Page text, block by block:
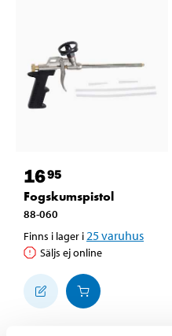
1695
Fogskumspistol
88-060
Finns i lager i 25varuhus
Säljs ej online